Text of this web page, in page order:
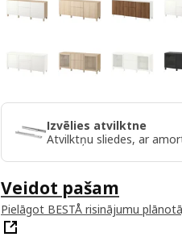
Izvēlies atvilktne
Atvilktņu sliedes, ar
Veidot pašam
Pielāgot BESTÅ risinājumu